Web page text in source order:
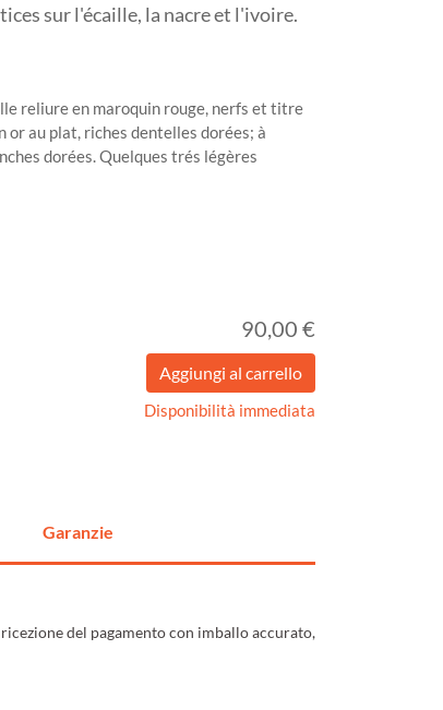
sur l'écaille, la nacre et l'ivoire.
reliure en maroquin rouge, nerfs et titre
or au plat, riches dentelles dorées; à
dorées. Quelques trés légères
90,00 €
Disponibilità immediata
Garanzie
del pagamento con imballo accurato,